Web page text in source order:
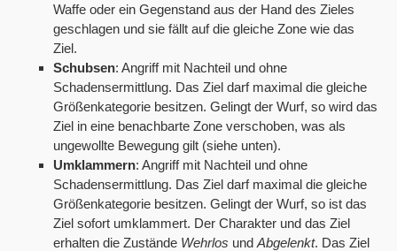
Waffe oder ein Gegenstand aus der Hand des Zieles
geschlagen und sie fällt auf die gleiche Zone wie das
Ziel.
Schubsen: Angriff mit Nachteil und ohne
Schadensermittlung. Das Ziel darf maximal die gleiche
Größenkategorie besitzen. Gelingt der Wurf, so wird das
Ziel in eine benachbarte Zone verschoben, was als
ungewollte Bewegung gilt (siehe unten).
Umklammern: Angriff mit Nachteil und ohne
Schadensermittlung. Das Ziel darf maximal die gleiche
Größenkategorie besitzen. Gelingt der Wurf, so ist das
Ziel sofort umklammert. Der Charakter und das Ziel
erhalten die Zustände Wehrlos und Abgelenkt. Das Ziel